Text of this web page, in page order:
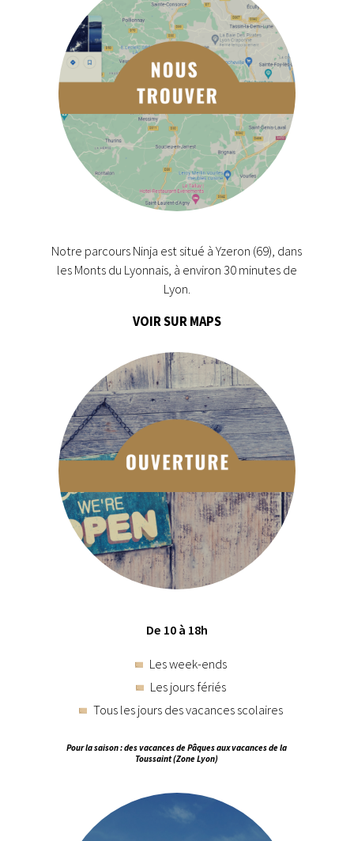
Notre parcours Ninja est situé à Yzeron (69), dans
les Monts du Lyonnais, à environ 30 minutes de
Lyon.
VOIR SUR MAPS
De 10 à 18h
Les week-ends
Les jours fériés
Tous les jours des vacances scolaires
Pour la saison : des vacances de Pâques aux vacances de la
Toussaint (Zone Lyon)